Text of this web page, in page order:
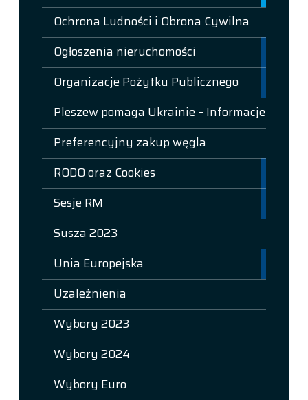
Ochrona Ludności i Obrona Cywilna
Ogłoszenia nieruchomości
Organizacje Pożytku Publicznego
Pleszew pomaga Ukrainie – Informacje
Preferencyjny zakup węgla
RODO oraz Cookies
Sesje RM
Susza 2023
Unia Europejska
Uzależnienia
Wybory 2023
Wybory 2024
Wybory Euro